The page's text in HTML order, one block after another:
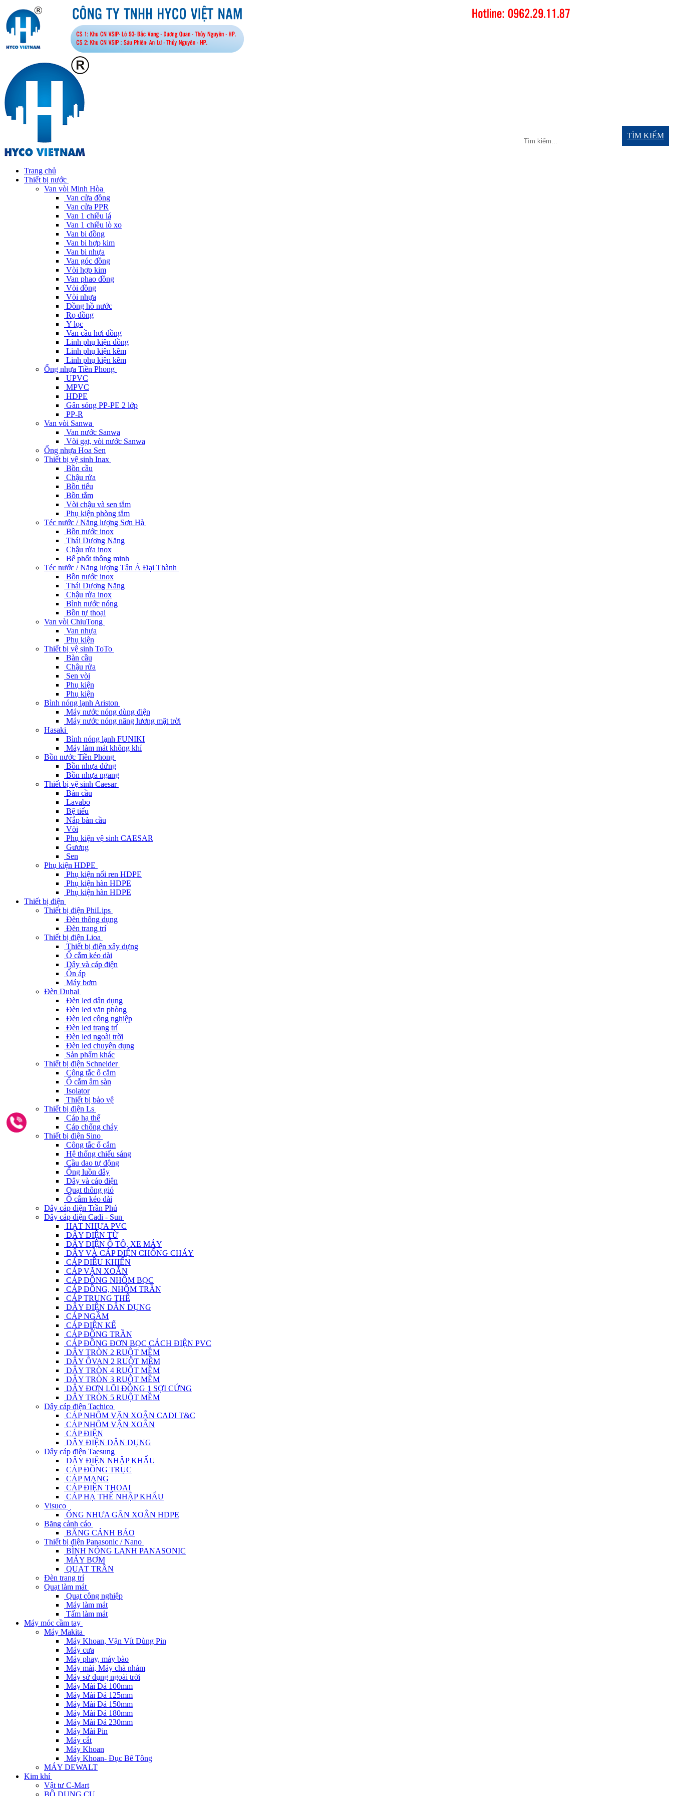
TÌM KIẾM
Trang chủ
Thiết bị nước
Van vòi Minh Hòa
Van cửa đồng
Van cửa PPR
Van 1 chiều lá
Van 1 chiều lò xo
Van bi đồng
Van bi hợp kim
Van bi nhựa
Van góc đồng
Vòi hợp kim
Van phao đồng
Vòi đồng
Vòi nhựa
Đồng hồ nước
Rọ đồng
Y lọc
Van cầu hơi đồng
Linh phụ kiện đồng
Linh phụ kiện kẽm
Linh phụ kiện kẽm
Ống nhựa Tiền Phong
UPVC
MPVC
HDPE
Gân sóng PP-PE 2 lớp
PP-R
Van vòi Sanwa
Van nước Sanwa
Vòi gạt, vòi nước Sanwa
Ống nhựa Hoa Sen
Thiết bị vệ sinh Inax
Bồn cầu
Chậu rửa
Bồn tiểu
Bồn tắm
Vòi chậu và sen tắm
Phụ kiện phòng tắm
Téc nước / Năng lượng Sơn Hà
Bồn nước inox
Thái Dương Năng
Chậu rửa inox
Bể phốt thông minh
Téc nước / Năng lượng Tân Á Đại Thành
Bồn nước inox
Thái Dương Năng
Chậu rửa inox
Bình nước nóng
Bồn tự thoại
Van vòi ChiuTong
Van nhựa
Phụ kiện
Thiết bị vệ sinh ToTo
Bàn cầu
Chậu rửa
Sen vòi
Phụ kiện
Phụ kiện
Bình nóng lạnh Ariston
Máy nước nóng dùng điện
Máy nước nóng năng lương mặt trời
Hasaki
Bình nóng lạnh FUNIKI
Máy làm mát không khí
Bồn nước Tiền Phong
Bồn nhựa đứng
Bồn nhựa ngang
Thiết bị vệ sinh Caesar
Bàn cầu
Lavabo
Bệ tiểu
Nắp bàn cầu
Vòi
Phụ kiện vệ sinh CAESAR
Gương
Sen
Phụ kiện HDPE
Phụ kiện nối ren HDPE
Phụ kiện hàn HDPE
Phụ kiện hàn HDPE
Thiết bị điện
Thiết bị điện PhiLips
Đèn thông dụng
Đèn trang trí
Thiết bị điện Lioa
Thiết bị điện xây dựng
Ổ cắm kéo dài
Dây và cáp điện
Ổn áp
Máy bơm
Đèn Duhal
Đèn led dân dụng
Đèn led văn phòng
Đèn led công nghiệp
Đèn led trang trí
Đèn led ngoài trời
Đèn led chuyên dụng
Sản phẩm khác
Thiết bị điện Schneider
Công tắc ổ cắm
Ổ cắm âm sàn
Isolator
Thiết bị bảo vệ
Thiết bị điện Ls
Cáp hạ thế
Cáp chống cháy
Thiết bị điện Sino
Công tắc ổ cắm
Hệ thống chiếu sáng
Cầu dao tự động
Ống luồn dây
Dây và cáp điện
Quạt thông gió
Ổ cắm kéo dài
Dây cáp điện Trần Phú
Dây cáp điện Cadi - Sun
HẠT NHỰA PVC
DÂY ĐIỆN TỪ
DÂY ĐIỆN Ô TÔ, XE MÁY
DÂY VÀ CÁP ĐIỆN CHỐNG CHÁY
CÁP ĐIỀU KHIỂN
CÁP VẶN XOẮN
CÁP ĐỒNG NHÔM BỌC
CÁP ĐỒNG, NHÔM TRẦN
CÁP TRUNG THẾ
DÂY ĐIỆN DÂN DỤNG
CÁP NGẦM
CÁP ĐIỆN KẾ
CÁP ĐỒNG TRẦN
CÁP ĐỒNG ĐƠN BỌC CÁCH ĐIỆN PVC
DÂY TRÒN 2 RUỘT MỀM
DÂY ÔVAN 2 RUỘT MỀM
DÂY TRÒN 4 RUỘT MỀM
DÂY TRÒN 3 RUỘT MỀM
DÂY ĐƠN LÕI ĐỒNG 1 SỢI CỨNG
DÂY TRÒN 5 RUỘT MỀM
Dây cáp điện Tachico
CÁP NHÔM VẶN XOẮN CADI T&C
CÁP NHÔM VẶN XOẮN
CÁP ĐIỆN
DÂY ĐIỆN DÂN DỤNG
Dây cáp điện Taesung
DÂY ĐIỆN NHẬP KHẨU
CÁP ĐỒNG TRỤC
CÁP MẠNG
CÁP ĐIỆN THOẠI
CÁP HẠ THẾ NHẬP KHẨU
Visuco
ỐNG NHỰA GÂN XOẮN HDPE
Băng cảnh cáo
BĂNG CẢNH BÁO
Thiết bị điện Panasonic / Nano
BÌNH NÓNG LẠNH PANASONIC
MÁY BƠM
QUẠT TRẦN
Đèn trang trí
Quạt làm mát
Quạt công nghiệp
Máy làm mát
Tấm làm mát
Máy móc cầm tay
Máy Makita
Máy Khoan, Vặn Vít Dùng Pin
Máy cưa
Máy phay, máy bào
Máy mài, Máy chà nhám
Máy sử dụng ngoài trời
Máy Mài Đá 100mm
Máy Mài Đá 125mm
Máy Mài Đá 150mm
Máy Mài Đá 180mm
Máy Mài Đá 230mm
Máy Mài Pin
Máy cắt
Máy Khoan
Máy Khoan- Đục Bê Tông
MÁY DEWALT
Kim khí
Vật tư C-Mart
BỘ DỤNG CỤ
Gọi ngay 0962291187